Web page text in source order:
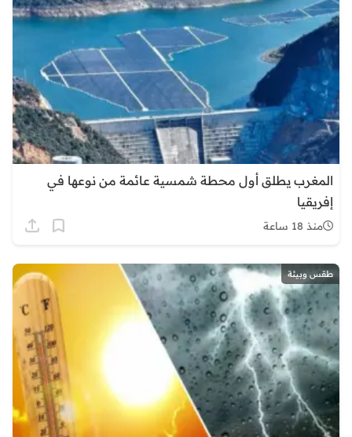
المغرب يطلق أول محطة شمسية عائمة من نوعها في
إفريقيا
منذ 18 ساعة
طقس وبيئة